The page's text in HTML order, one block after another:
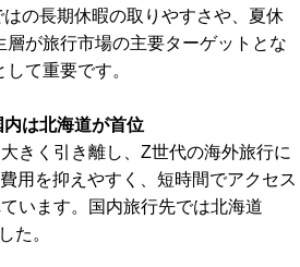
の長期休暇の取りやすさや、夏休
が旅行市場の主要ターゲットとな
て重要です。
は北海道が首位
きく引き離し、Z世代の海外旅行に
用を抑えやすく、短時間でアクセス
います。国内旅行先では北海道
た。